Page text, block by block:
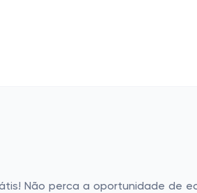
Não perca a oportunidade de